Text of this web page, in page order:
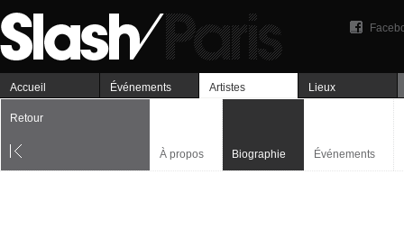
Accueil Événements Artistes Lieux
Retour
À propos Biographie Événements